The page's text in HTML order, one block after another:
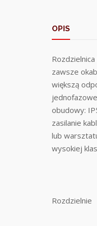
OPIS
zawsze
większą
obudowy:
zasilanie
lub
wysokiej
Rozdzielnie